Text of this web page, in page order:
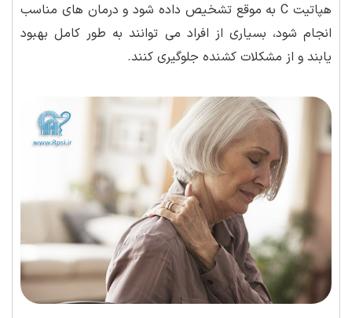
هپاتیت C به موقع تشخیص داده شود و درمان های مناسب
انجام شود، بسیاری از افراد می توانند به طور کامل بهبود
یابند و از مشکلات کشنده جلوگیری کنند.